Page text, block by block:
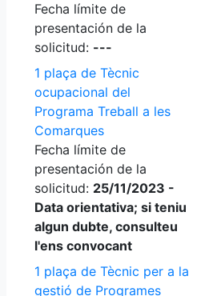
Fecha límite de
presentación de la
solicitud: ---
1 plaça de Tècnic
ocupacional del
Programa Treball a les
Comarques
Fecha límite de
presentación de la
solicitud: 25/11/2023 -
Data orientativa; si teniu
algun dubte, consulteu
l'ens convocant
1 plaça de Tècnic per a la
gestió de Programes